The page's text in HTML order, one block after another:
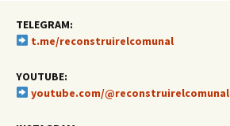
TELEGRAM:
t.me/reconstruirelcomunal
YOUTUBE:
youtube.com/@reconstruirelcomunal